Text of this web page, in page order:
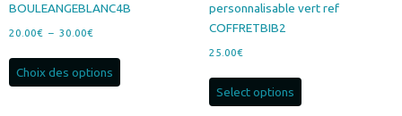
BOULEANGEBLANC4B
20.00€ – 30.00€
20.00€
Choix des options
personnalisable vert ref
COFFRETBIB2
25.00€
Select options